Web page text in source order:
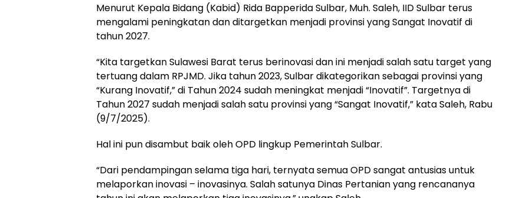
Menurut Kepala Bidang (Kabid) Rida Bapperida Sulbar, Muh. Saleh, IID Sulbar terus
mengalami peningkatan dan ditargetkan menjadi provinsi yang Sangat Inovatif di
tahun 2027.
“Kita targetkan Sulawesi Barat terus berinovasi dan ini menjadi salah satu target yang
tertuang dalam RPJMD. Jika tahun 2023, Sulbar dikategorikan sebagai provinsi yang
“Kurang Inovatif,” di Tahun 2024 sudah meningkat menjadi “Inovatif”. Targetnya di
Tahun 2027 sudah menjadi salah satu provinsi yang “Sangat Inovatif,” kata Saleh, Rabu
(9/7/2025).
Hal ini pun disambut baik oleh OPD lingkup Pemerintah Sulbar.
“Dari pendampingan selama tiga hari, ternyata semua OPD sangat antusias untuk
melaporkan inovasi – inovasinya. Salah satunya Dinas Pertanian yang rencananya